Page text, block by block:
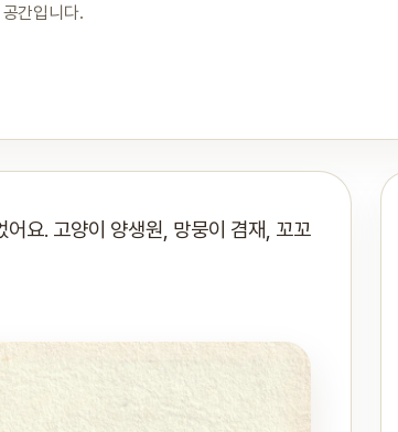
간입니다.
요. 고양이 양생원, 망뭉이 겸재, 꼬꼬